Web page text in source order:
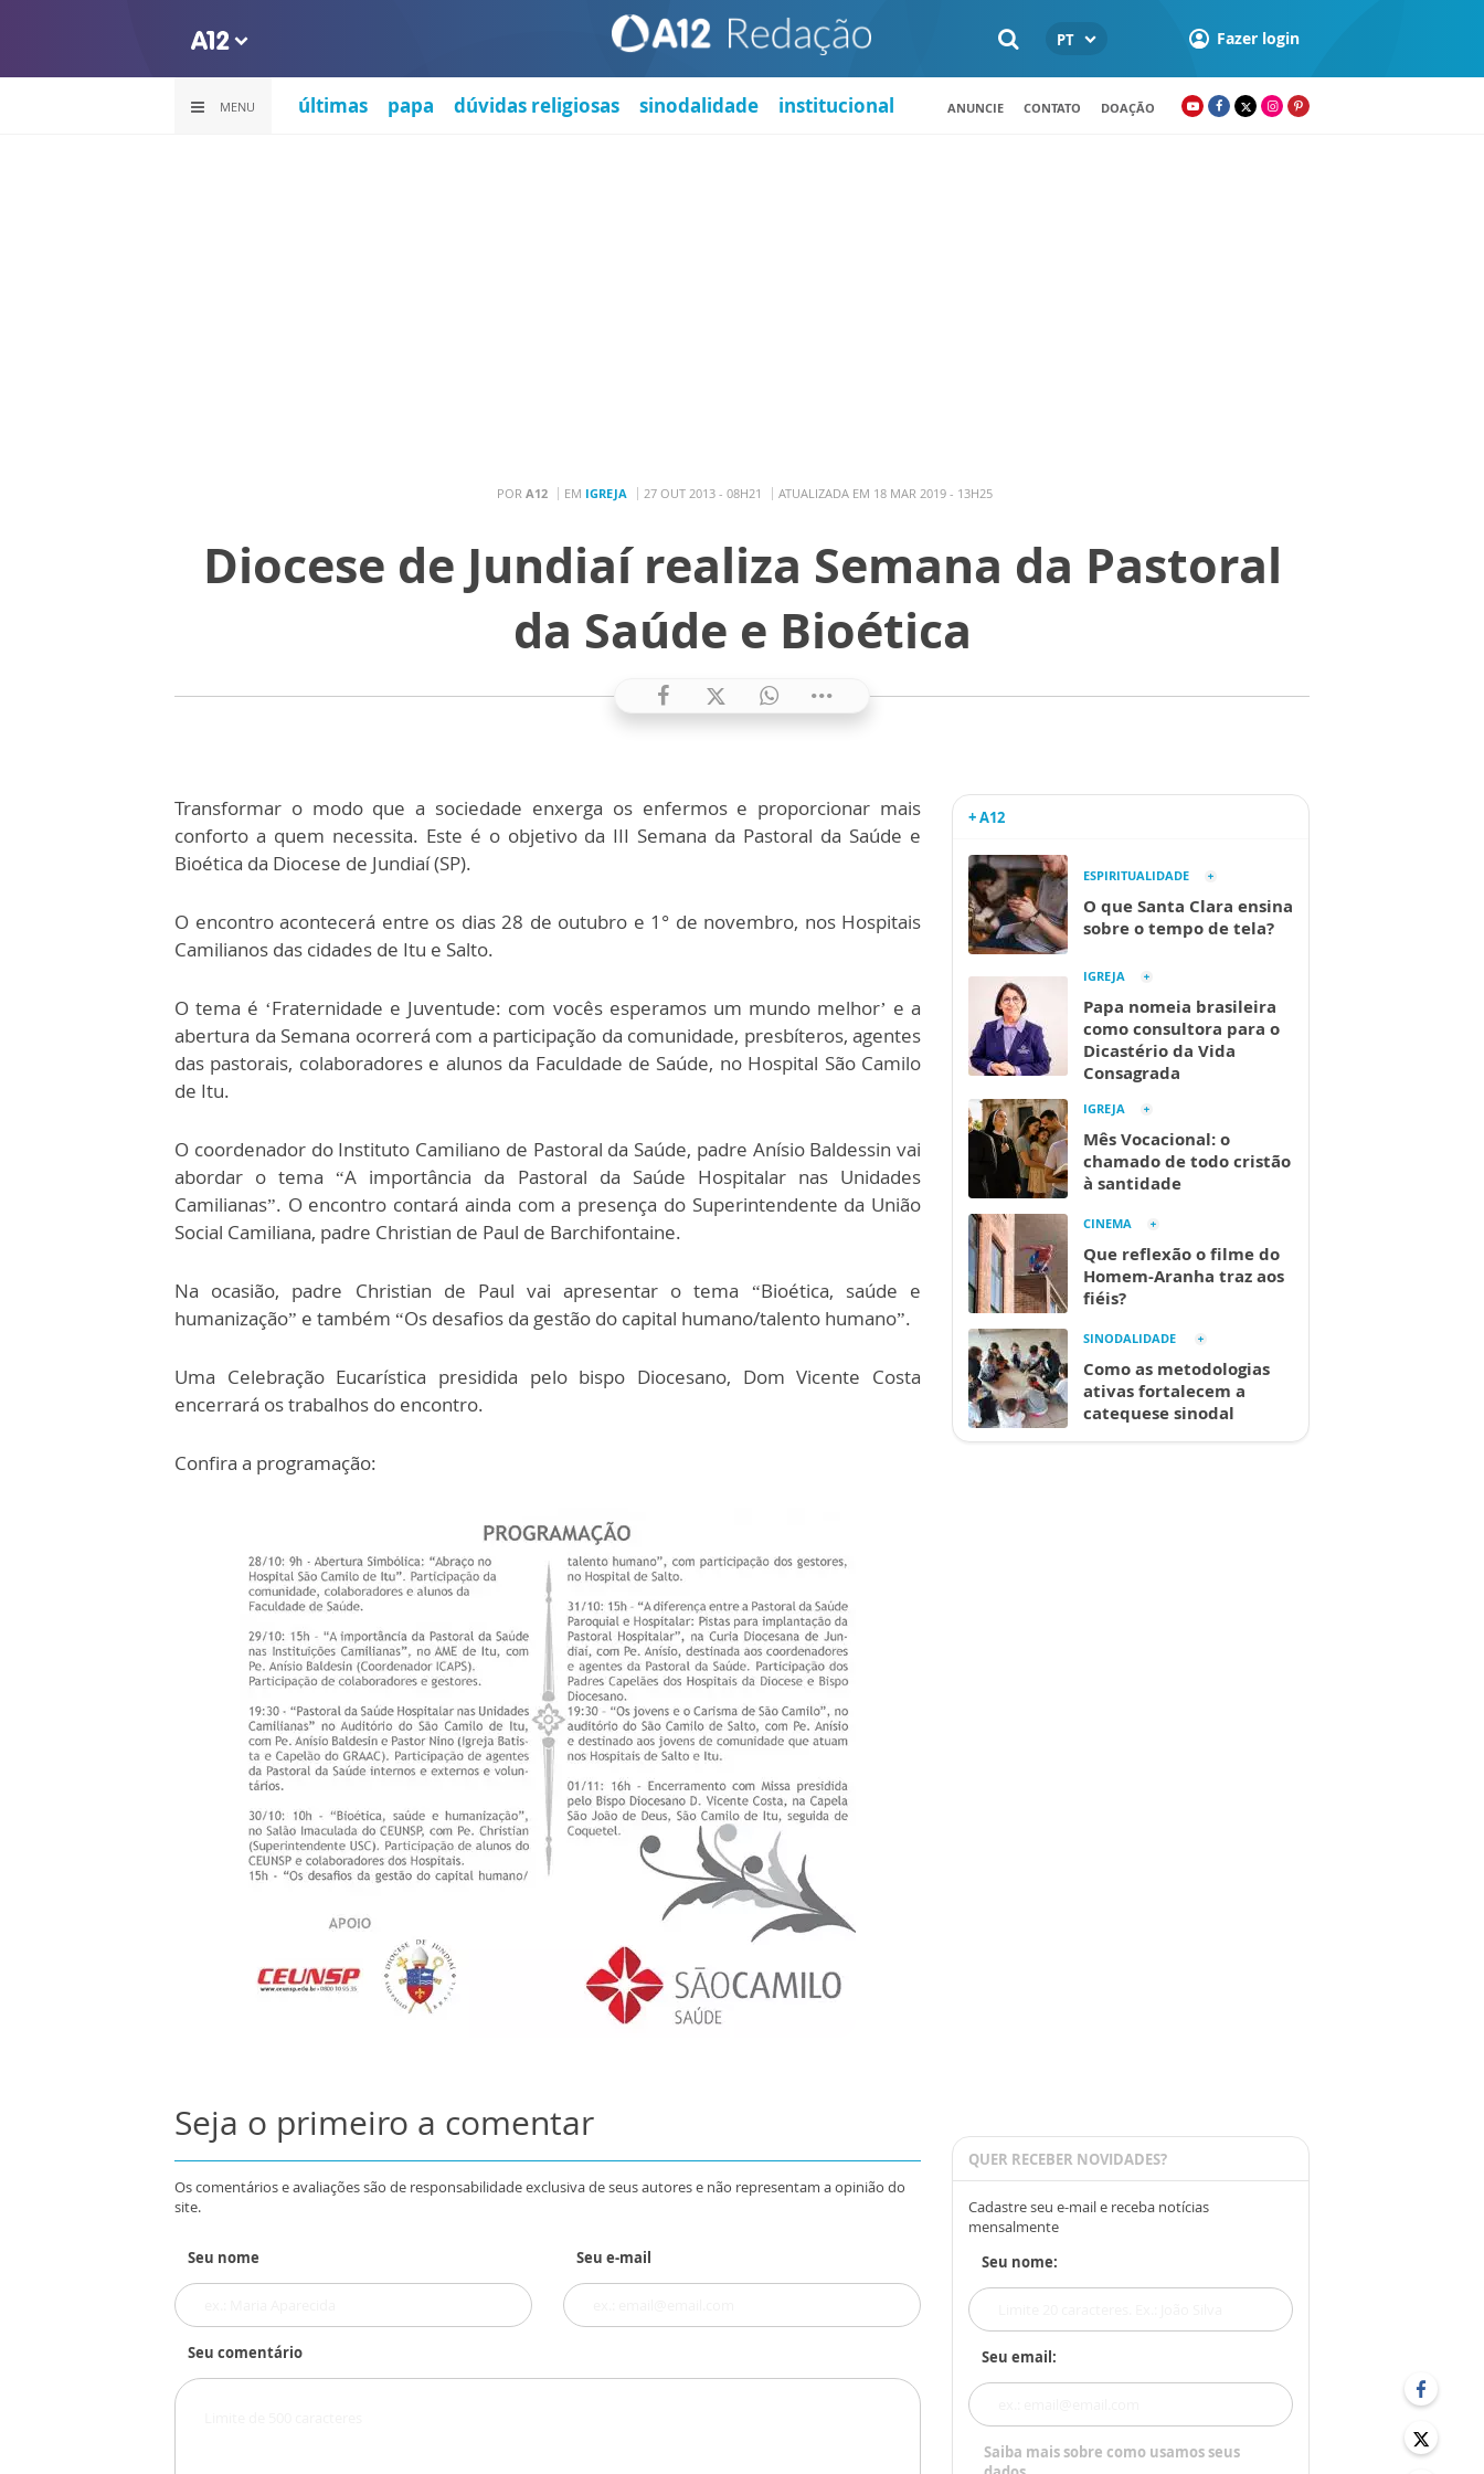
PT Fazer login
MENU últimas papa dúvidas religiosas sinodalidade institucional ANUNCIE CONTATO DOAÇÃO
POR A12 EM IGREJA 27 OUT 2013 - 08H21 ATUALIZADA EM 18 MAR 2019 - 13H25
Diocese de Jundiaí realiza Semana da Pastoral
da Saúde e Bioética
Transformar o modo que a sociedade enxerga os enfermos e proporcionar mais
conforto a quem necessita. Este é o objetivo da III Semana da Pastoral da Saúde e
Bioética da Diocese de Jundiaí (SP).
O encontro acontecerá entre os dias 28 de outubro e 1° de novembro, nos Hospitais
Camilianos das cidades de Itu e Salto.
O tema é ‘Fraternidade e Juventude: com vocês esperamos um mundo melhor’ e a
abertura da Semana ocorrerá com a participação da comunidade, presbíteros, agentes
das pastorais, colaboradores e alunos da Faculdade de Saúde, no Hospital São Camilo
de Itu.
O coordenador do Instituto Camiliano de Pastoral da Saúde, padre Anísio Baldessin vai
abordar o tema “A importância da Pastoral da Saúde Hospitalar nas Unidades
Camilianas”. O encontro contará ainda com a presença do Superintendente da União
Social Camiliana, padre Christian de Paul de Barchifontaine.
Na ocasião, padre Christian de Paul vai apresentar o tema “Bioética, saúde e
humanização” e também “Os desafios da gestão do capital humano/talento humano”.
Uma Celebração Eucarística presidida pelo bispo Diocesano, Dom Vicente Costa
encerrará os trabalhos do encontro.
Confira a programação:
Seja o primeiro a comentar
Os comentários e avaliações são de responsabilidade exclusiva de seus autores e não representam a opinião do
site.
Seu nome Seu e-mail
Seu comentário
+ A12
ESPIRITUALIDADE
O que Santa Clara ensina
sobre o tempo de tela?
IGREJA
Papa nomeia brasileira
como consultora para o
Dicastério da Vida
Consagrada
IGREJA
Mês Vocacional: o
chamado de todo cristão
à santidade
CINEMA
Que reflexão o filme do
Homem-Aranha traz aos
fiéis?
SINODALIDADE
Como as metodologias
ativas fortalecem a
catequese sinodal
QUER RECEBER NOVIDADES?
Cadastre seu e-mail e receba notícias
mensalmente
Seu nome:
Seu email:
Saiba mais sobre como usamos seus